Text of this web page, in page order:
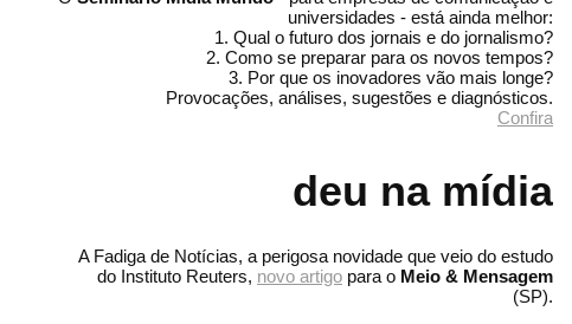
universidades - está ainda melhor:
1. Qual o futuro dos jornais e do jornalismo?
2. Como se preparar para os novos tempos?
3. Por que os inovadores vão mais longe?
Provocações, análises, sugestões e diagnósticos.
Confira
deu na mídia
A Fadiga de Notícias, a perigosa novidade que veio do estudo
do Instituto Reuters, novo artigo para o Meio & Mensagem
(SP).